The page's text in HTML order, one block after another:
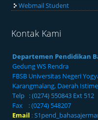
Webmail Student
Kontak Kami
Departemen Pendidikan
Gedung WS Rendra
FBSB Universitas Negeri
Karangmalang, Daerah
Telp : (0274) 550843 Ext 512
Fax : (0274) 548207
Email :